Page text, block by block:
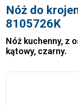
Nóż do
8105726K
Nóż kuchenny, z
kątowy, czarny.